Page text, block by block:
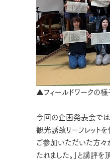
▲フィールドワークの様
今回の企画発表会では
観光誘致リーフレット
ご参加いただいた方々
たれました。」と講評を